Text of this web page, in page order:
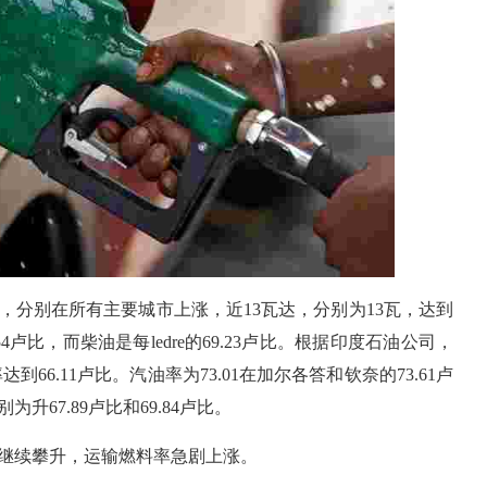
分别在所有主要城市上涨，近13瓦达，分别为13瓦，达到
比，而柴油是每ledre的69.23卢比。根据印度石油公司，
到66.11卢比。汽油率为73.01在加尔各答和钦奈的73.61卢
升67.89卢比和69.84卢比。
续攀升，运输燃料率急剧上涨。